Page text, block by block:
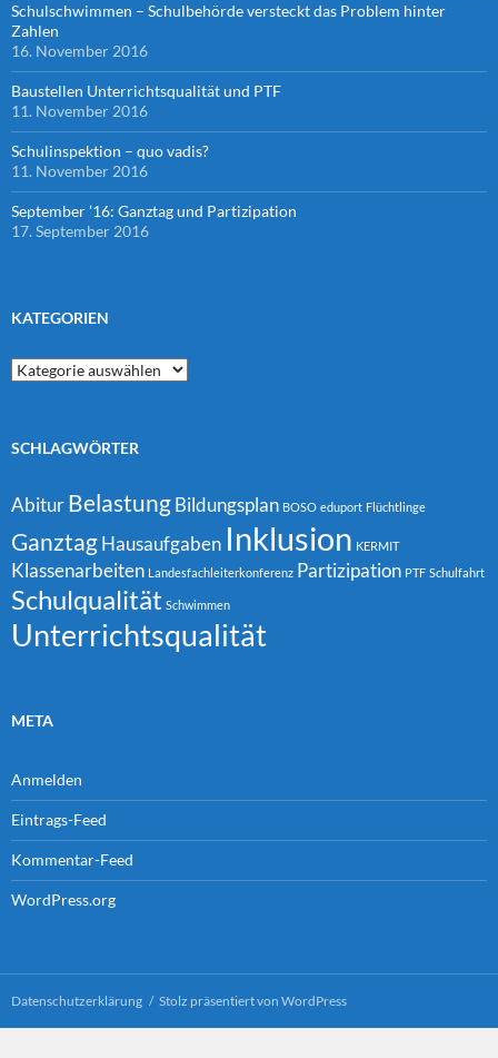
Schulschwimmen – Schulbehörde versteckt das Problem hinter
Zahlen
16. November 2016
Baustellen Unterrichtsqualität und PTF
11. November 2016
Schulinspektion – quo vadis?
11. November 2016
September ’16: Ganztag und Partizipation
17. September 2016
KATEGORIEN
Kategorien
SCHLAGWÖRTER
AbiturBelastungBildungsplan BOSO eduport Flüchtlinge
GanztagHausaufgaben Inklusion KERMIT
Klassenarbeiten Landesfachleiterkonferenz Partizipation PTF Schulfahrt
Schulqualität Schwimmen
Unterrichtsqualität
META
Anmelden
Eintrags-Feed
Kommentar-Feed
WordPress.org
Datenschutzerklärung Stolz präsentiert von WordPress